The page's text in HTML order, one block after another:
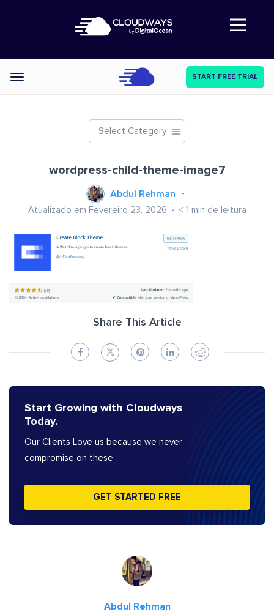
Abre a navegação
Categories START FREE TRIAL
Select Category
wordpress-child-theme-image7
Abdul Rehman
Atualizado em Fevereiro 23, 2026 < 1 min de leitura
Share This Article
Start Growing with Cloudways
Today.
Our Clients Love us because we never
compromise on these
GET STARTED FREE
Abdul Rehman